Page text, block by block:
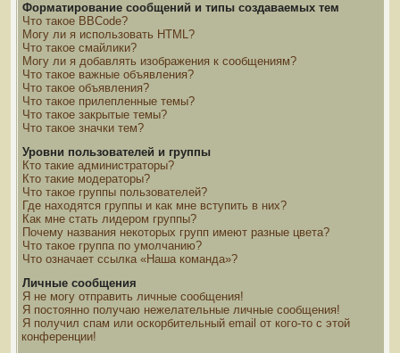
Форматирование сообщений и типы создаваемых тем
Что такое BBCode?
Могу ли я использовать HTML?
Что такое смайлики?
Могу ли я добавлять изображения к сообщениям?
Что такое важные объявления?
Что такое объявления?
Что такое прилепленные темы?
Что такое закрытые темы?
Что такое значки тем?
Уровни пользователей и группы
Кто такие администраторы?
Кто такие модераторы?
Что такое группы пользователей?
Где находятся группы и как мне вступить в них?
Как мне стать лидером группы?
Почему названия некоторых групп имеют разные цвета?
Что такое группа по умолчанию?
Что означает ссылка «Наша команда»?
Личные сообщения
Я не могу отправить личные сообщения!
Я постоянно получаю нежелательные личные сообщения!
Я получил спам или оскорбительный email от кого-то с этой
конференции!